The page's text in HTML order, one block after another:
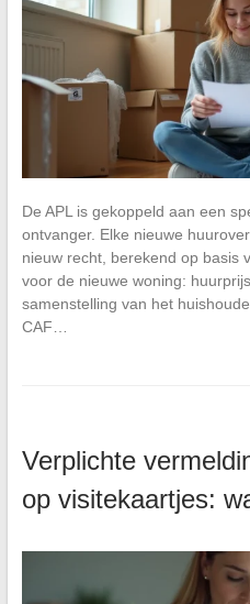
De APL is gekoppeld aan een
ontvanger. Elke nieuwe
nieuw recht, berekend op basis
voor de nieuwe woning:
samenstelling van het
CAF…
Verplichte
op visitekaartjes: